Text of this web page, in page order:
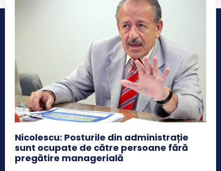
Nicolescu: Posturile din administrație
sunt ocupate de către persoane fără
pregătire managerială